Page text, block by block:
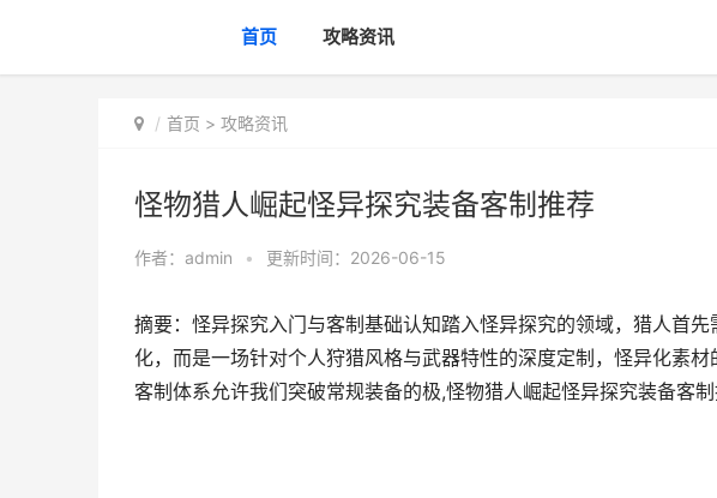
首页 攻略资讯
首页 > 攻略资讯
怪物猎人崛起怪异探究装备客制推荐
作者： admin • 更新时间：2026-06-15
摘要：怪异探究入门与客制基础认知踏入怪异探究的领域，猎人首
化，而是一场针对个人狩猎风格与武器特性的深度定制，怪异化素材
客制体系允许我们突破常规装备的极,怪物猎人崛起怪异探究装备客